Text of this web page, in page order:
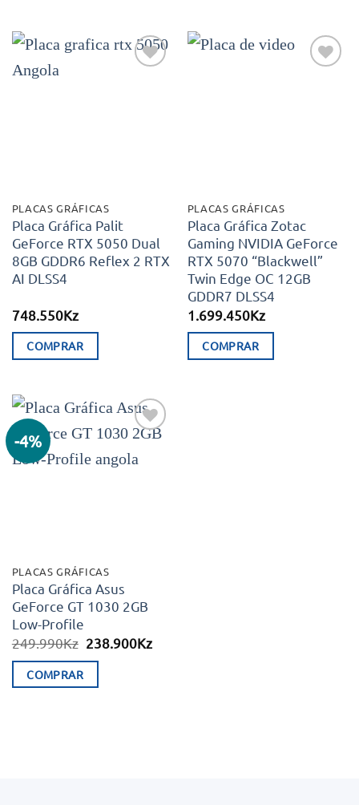
PLACAS GRÁFICAS
Placa Gráfica Palit
GeForce RTX 5050 Dual
8GB GDDR6 Reflex 2 RTX
AI DLSS4
748.550Kz
COMPRAR
PLACAS GRÁFICAS
Placa Gráfica Zotac
Gaming NVIDIA GeForce
RTX 5070 “Blackwell”
Twin Edge OC 12GB
GDDR7 DLSS4
1.699.450Kz
COMPRAR
-4%
aos meus
PLACAS GRÁFICAS
Placa Gráfica Asus
GeForce GT 1030 2GB
Low-Profile
249.990Kz O
era:
238.900KzO
COMPRAR